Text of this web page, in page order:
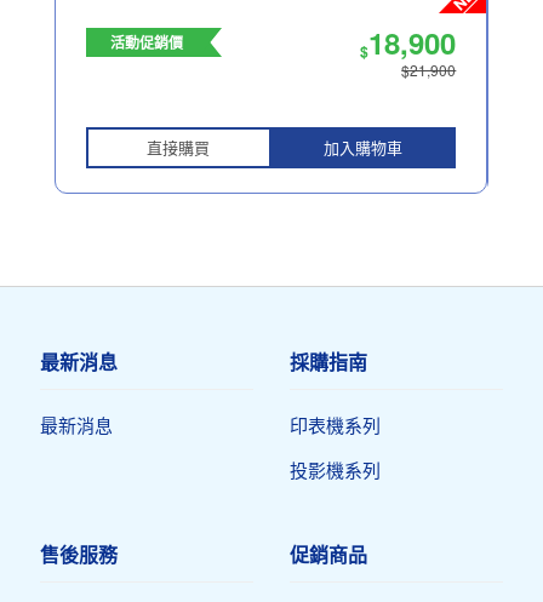
活動促銷價 $18,900
$21,900
直接購買 加入購物車
最新消息
最新消息
採購指南
印表機系列
投影機系列
售後服務 促銷商品